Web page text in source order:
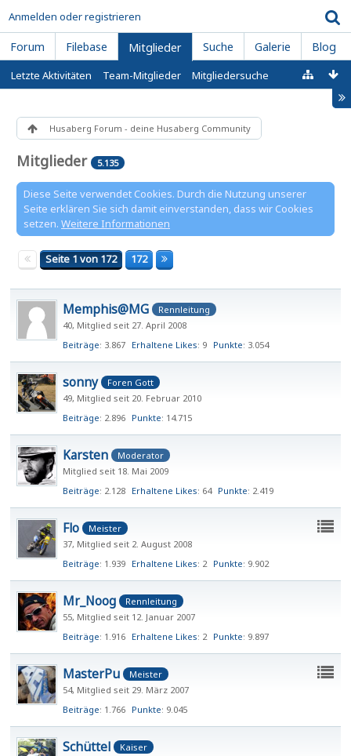
Anmelden oder registrieren
Forum Filebase Mitglieder Suche Galerie Blog
Letzte Aktivitäten Team-Mitglieder Mitgliedersuche
Husaberg Forum - deine Husaberg Community
Mitglieder 5.135
Diese Seite verwendet Cookies. Durch die Nutzung unserer
Seite erklären Sie sich damit einverstanden, dass wir Cookies
setzen. Weitere Informationen
Seite 1 von 172 172
Memphis@MG
Rennleitung
40 Mitglied seit 27. April 2008
Beiträge 3.867 Erhaltene Likes 9 Punkte 3.054
sonny
Foren Gott
49 Mitglied seit 20. Februar 2010
Beiträge 2.896 Punkte 14.715
Karsten
Moderator
Mitglied seit 18. Mai 2009
Beiträge 2.128 Erhaltene Likes 64 Punkte 2.419
Flo
Meister
37 Mitglied seit 2. August 2008
Beiträge 1.939 Erhaltene Likes 2 Punkte 9.902
Mr_Noog
Rennleitung
55 Mitglied seit 12. Januar 2007
Beiträge 1.916 Erhaltene Likes 2 Punkte 9.897
MasterPu
Meister
54 Mitglied seit 29. März 2007
Beiträge 1.766 Punkte 9.045
Schüttel
Kaiser